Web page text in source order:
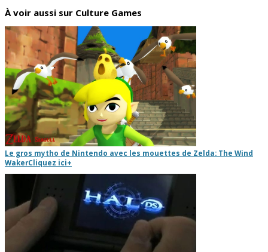
À voir aussi sur Culture Games
Le gros mytho de Nintendo avec les mouettes de Zelda: The Wind
WakerCliquez ici+